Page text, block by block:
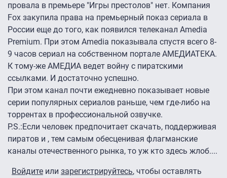
провала в премьере "Игры престолов" нет. Компания
Fox закупила права на премьерный показ сериала в
России еще до того, как появился телеканал Amedia
Premium. При этом Amedia показывала спустя всего 8-
9 часов сериал на собственном портале АМЕДИАТЕКА.
К тому-же АМЕДИА ведет войну с пиратскими
ссылками. И достаточно успешно.
При этом канал почти ежедневно показывает новые
серии популярных сериалов раньше, чем где-либо на
торрентах в профессиональной озвучке.
P.S.:Если человек предпочитает скачать, поддерживая
пиратов и , тем самым обесценивая флагманские
каналы отечественного рынка, то уж кто здесь жлоб....
Войдите или зарегистрируйтесь, чтобы оставлять